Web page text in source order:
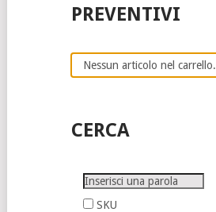
PREVENTIVI
Nessun articolo nel carrello.
CERCA
SKU